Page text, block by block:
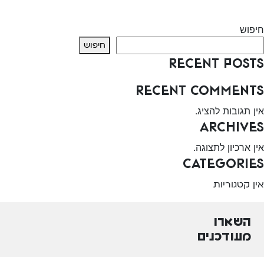
חיפוש
חיפוש
Recent Posts
Recent Comments
אין תגובות להציג.
Archives
אין ארכיון לתצוגה.
Categories
אין קטגוריות
השארו
מעודכנים